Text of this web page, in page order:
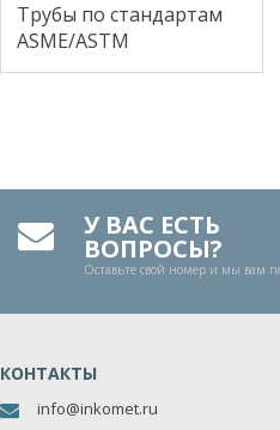
Трубы по стандартам
ASME/ASTM
У ВАС ЕСТЬ
ВОПРОСЫ?
Оставьте свой номер и мы вам
КОНТАКТЫ
info@inkomet.ru